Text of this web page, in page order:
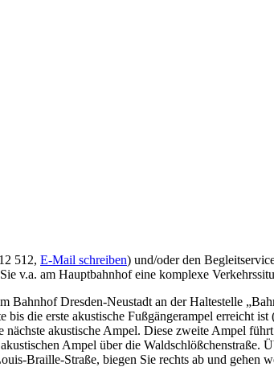
512, E-Mail schreiben) und/oder den
v.a. am Hauptbahnhof eine komplexe
Bahnhof Dresden-Neustadt an der Haltestelle
die erste akustische Fußgängerampel erreicht
akustische Ampel. Diese zweite Ampel
Ampel über die Waldschlößchenstraße.
Braille-Straße, biegen Sie rechts ab und gehen